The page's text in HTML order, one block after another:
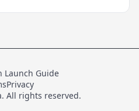
Launch Guide
All rights reserved.
Privacy